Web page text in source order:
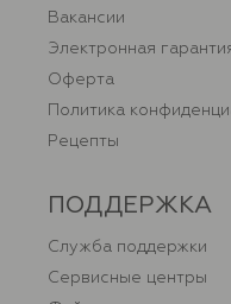
Вакансии
Электронная
Оферта
Политика
Рецепты
ПОДДЕРЖКА
Служба поддержки
Сервисные центры